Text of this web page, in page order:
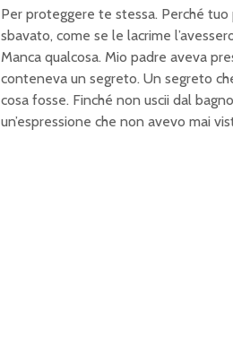
Per proteggere te stessa. Perché
sbavato, come se le lacrime
Manca qualcosa. Mio padre aveva
conteneva un segreto. Un segreto
cosa fosse. Finché non uscii dal
un’espressione che non avevo mai